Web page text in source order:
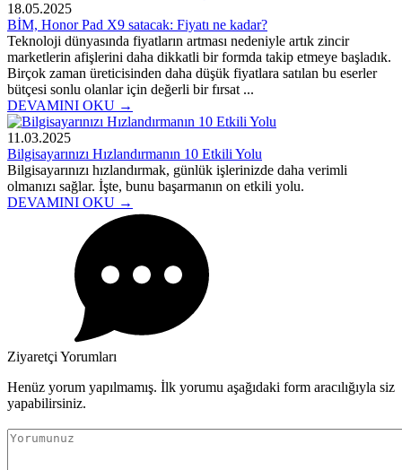
18.05.2025
BİM, Honor Pad X9 satacak: Fiyatı ne kadar?
Teknoloji dünyasında fiyatların artması nedeniyle artık zincir
marketlerin afişlerini daha dikkatli bir formda takip etmeye başladık.
Birçok zaman üreticisinden daha düşük fiyatlara satılan bu eserler
bütçesi sonlu olanlar için değerli bir fırsat ...
DEVAMINI OKU →
11.03.2025
Bilgisayarınızı Hızlandırmanın 10 Etkili Yolu
Bilgisayarınızı hızlandırmak, günlük işlerinizde daha verimli
olmanızı sağlar. İşte, bunu başarmanın on etkili yolu.
DEVAMINI OKU →
Ziyaretçi Yorumları
Henüz yorum yapılmamış. İlk yorumu aşağıdaki form aracılığıyla siz
yapabilirsiniz.